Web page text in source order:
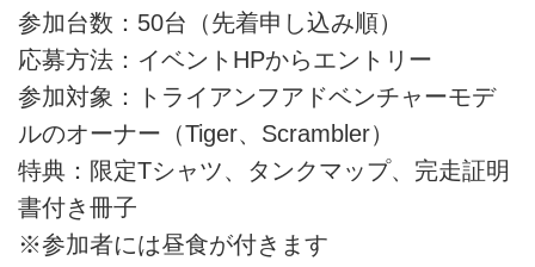
参加台数：50台（先着申し込み順）
応募方法：イベントHPからエントリー
参加対象：トライアンフアドベンチャーモデ
ルのオーナー（Tiger、Scrambler）
特典：限定Tシャツ、タンクマップ、完走証明
書付き冊子
※参加者には昼食が付きます